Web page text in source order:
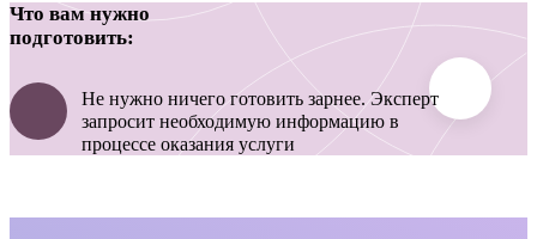
Что вам нужно
подготовить:
Не нужно ничего готовить зарнее. Эксперт
запросит необходимую информацию в
процессе оказания услуги